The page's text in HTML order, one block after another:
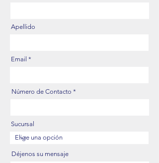
Apellido
Email
Número de Contacto
Sucursal
Déjenos su mensaje